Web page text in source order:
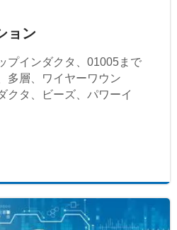
ョン
プインダクタ、01005まで
多層、ワイヤーワウン
クタ、ビーズ、パワーイ